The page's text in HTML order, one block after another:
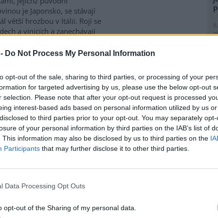
Do Not Process My Personal Information
opt-out of the sale, sharing to third parties, or processing of your
for targeted advertising by us, please use the below opt-out
selection. Please note that after your opt-out request is processed
interest-based ads based on personal information utilized by us
to third parties prior to your opt-out. You may separately
of your personal information by third parties on the IAB’s list of
This information may also be disclosed by us to third parties on the
Participants that may further disclose it to other third parties.
Data Processing Opt Outs
opt-out of the Sharing of my personal data.
je Japonsko, se stávají
větší hrozbou v Itálii. Rojí se
a vinicích a zanechávají
oslabuje rostliny a
rozhodlo, že viník
2
za zavezení haldy
v Ostravě statisíci
odpadu není podle
životního prostředí
nikdo odpovědný a
informoval
odborníci z České
na jaře ji převzalo
podle webu známo,
proto loni objednala sérii